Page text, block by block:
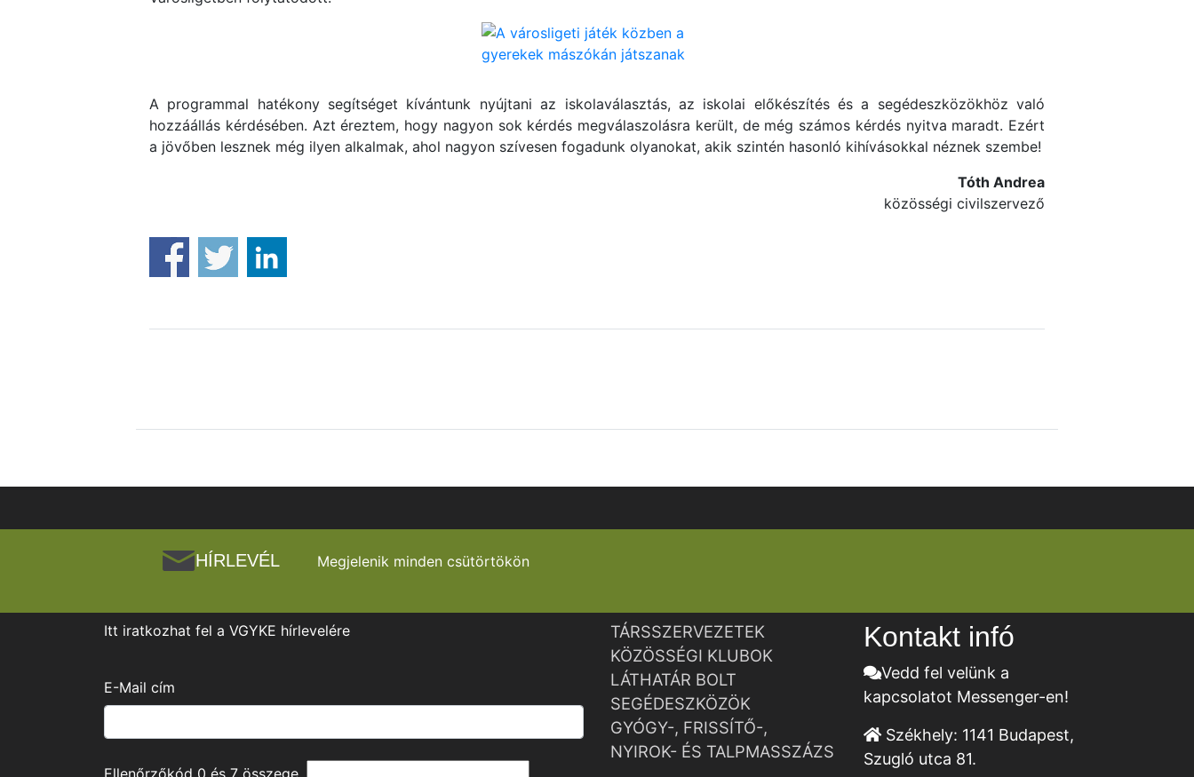
A programmal hatékony segítséget kívántunk nyújtani az iskolaválasztás, az iskolai előkészítés és a segédeszközökhöz való
hozzáállás kérdésében. Azt éreztem, hogy nagyon sok kérdés megválaszolásra került, de még számos kérdés nyitva maradt. Ezért
a jövőben lesznek még ilyen alkalmak, ahol nagyon szívesen fogadunk olyanokat, akik szintén hasonló kihívásokkal néznek szembe!
Tóth Andrea
közösségi civilszervező
HÍRLEVÉL Megjelenik minden csütörtökön
Itt iratkozhat fel a VGYKE hírlevelére
E-Mail cím
TÁRSSZERVEZETEK
KÖZÖSSÉGI KLUBOK
LÁTHATÁR BOLT
SEGÉDESZKÖZÖK
GYÓGY-, FRISSÍTŐ-,
NYIROK- ÉS TALPMASSZÁZS
Kontakt infó
Vedd fel velünk a
kapcsolatot Messenger-en!
Székhely: 1141 Budapest,
Szugló utca 81.